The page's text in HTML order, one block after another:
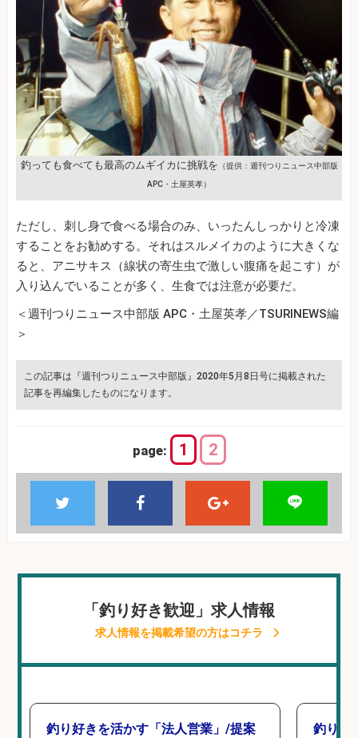
釣っても食べても最高のムギイカに挑戦を （提供：週刊つりニュース中部版
APC・土屋英孝）
ただし、刺し身で食べる場合のみ、いったんしっかりと冷凍
することをお勧めする。それはスルメイカのように大きくな
ると、アニサキス（線状の寄生虫で激しい腹痛を起こす）が
入り込んでいることが多く、生食では注意が必要だ。
＜週刊つりニュース中部版 APC・土屋英孝／TSURINEWS編
＞
この記事は『週刊つりニュース中部版』2020年5月8日号に掲載された
記事を再編集したものになります。
page: 1 2
「釣り好き歓迎」求人情報
求人情報を掲載希望の方はコチラ
釣り好きを活かす「法人営業」/提案
釣り好